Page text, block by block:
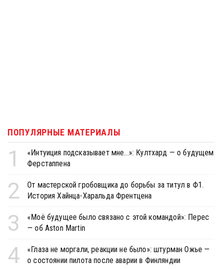
ПОПУЛЯРНЫЕ МАТЕРИАЛЫ
1
«Интуиция подсказывает мне...»: Култхард — о будущем
Ферстаппена
2
От мастерской гробовщика до борьбы за титул в Ф1.
История Хайнца-Харальда Френтцена
3
«Моё будущее было связано с этой командой»: Перес
— об Aston Martin
4
«Глаза не моргали, реакции не было»: штурман Ожье —
о состоянии пилота после аварии в Финляндии